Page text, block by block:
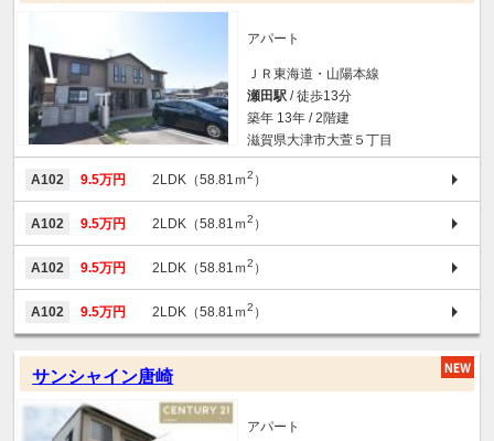
アパート
ＪＲ東海道・山陽本線
瀬田駅 / 徒歩13分
築年 13年 / 2階建
滋賀県大津市大萱５丁目
A102 9.5万円 2LDK（58.81ｍ2 ）
A102 9.5万円 2LDK（58.81ｍ2 ）
A102 9.5万円 2LDK（58.81ｍ2 ）
A102 9.5万円 2LDK（58.81ｍ2 ）
サンシャイン唐崎
アパート